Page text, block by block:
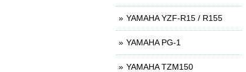
YAMAHA YZF-R15 / R155
YAMAHA PG-1
YAMAHA TZM150